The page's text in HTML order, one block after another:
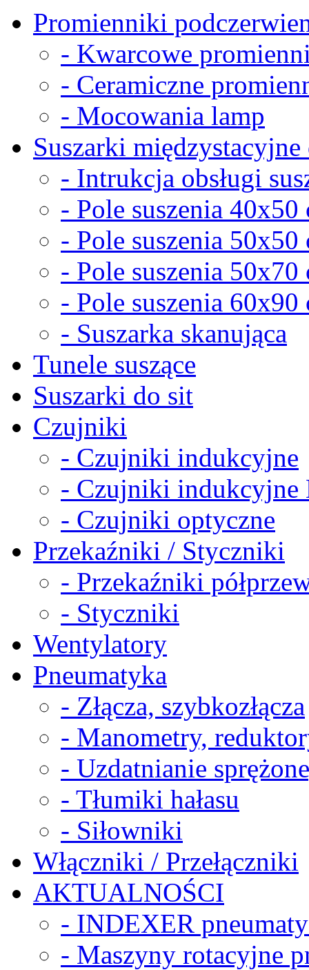
Promienniki
- Kwarcowe
- Ceramiczne
- Mocowania lamp
Suszarki
- Intrukcja obsługi
- Pole suszenia 40x50
- Pole suszenia 50x50
- Pole suszenia 50x70
- Pole suszenia 60x90
- Suszarka skanująca
Tunele suszące
Suszarki do sit
Czujniki
- Czujniki indukcyjne
- Czujniki indukcyjne
- Czujniki optyczne
Przekaźniki / Styczniki
- Przekaźniki
- Styczniki
Wentylatory
Pneumatyka
- Złącza, szybkozłącza
- Manometry,
- Uzdatnianie
- Tłumiki hałasu
- Siłowniki
Włączniki / Przełączniki
AKTUALNOŚCI
- INDEXER
- Maszyny rotacyjne